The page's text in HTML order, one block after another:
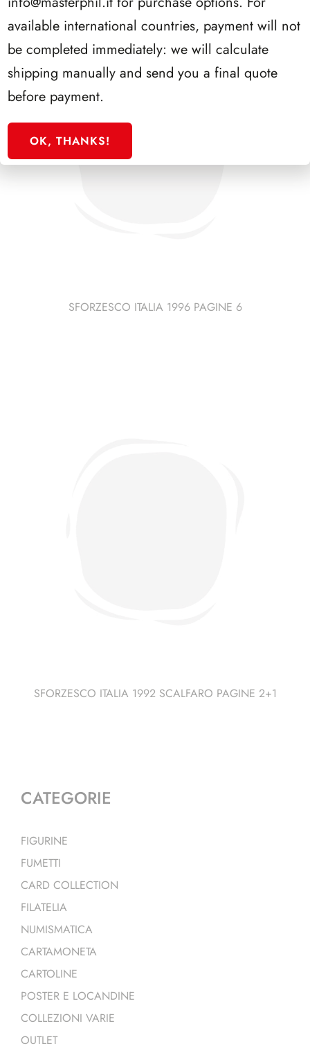
SFORZESCO ITALIA 1996 PAGINE 6
SFORZESCO ITALIA 1992 SCALFARO PAGINE 2+1
CATEGORIE
FIGURINE
FUMETTI
CARD COLLECTION
FILATELIA
NUMISMATICA
CARTAMONETA
CARTOLINE
POSTER E LOCANDINE
COLLEZIONI VARIE
OUTLET
available international countries, payment will not
be completed immediately: we will calculate
shipping manually and send you a final quote
before payment.
OK, THANKS!